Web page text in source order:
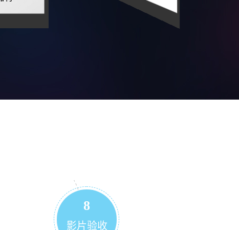
8
影片验收